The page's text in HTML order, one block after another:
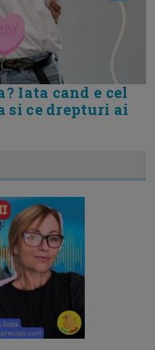
Iata cand e cel
si ce drepturi ai